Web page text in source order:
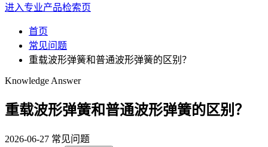
进入专业产品检索页
首页
常见问题
重载波形弹簧和普通波形弹簧的区别？
Knowledge Answer
重载波形弹簧和普通波形弹簧的区别？
2026-06-27 常见问题